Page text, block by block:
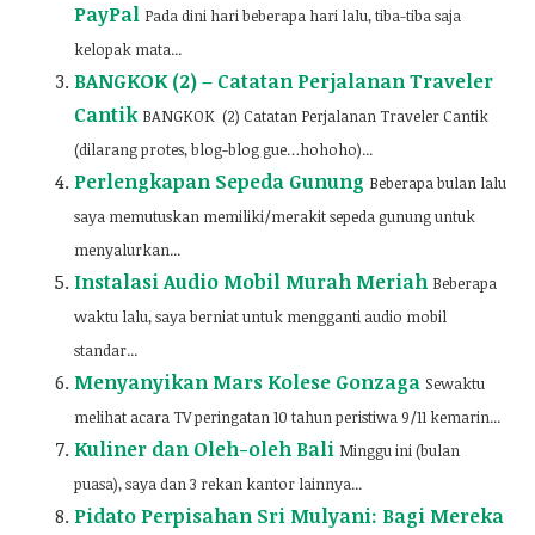
PayPal Pada dini hari beberapa hari lalu, tiba-tiba saja
kelopak mata...
BANGKOK (2) – Catatan Perjalanan Traveler
Cantik BANGKOK (2) Catatan Perjalanan Traveler Cantik
(dilarang protes, blog-blog gue…hohoho)...
Perlengkapan Sepeda Gunung Beberapa bulan lalu
saya memutuskan memiliki/merakit sepeda gunung untuk
menyalurkan...
Instalasi Audio Mobil Murah Meriah Beberapa
waktu lalu, saya berniat untuk mengganti audio mobil
standar...
Menyanyikan Mars Kolese Gonzaga Sewaktu
melihat acara TV peringatan 10 tahun peristiwa 9/11 kemarin...
Kuliner dan Oleh-oleh Bali Minggu ini (bulan
puasa), saya dan 3 rekan kantor lainnya...
Pidato Perpisahan Sri Mulyani: Bagi Mereka